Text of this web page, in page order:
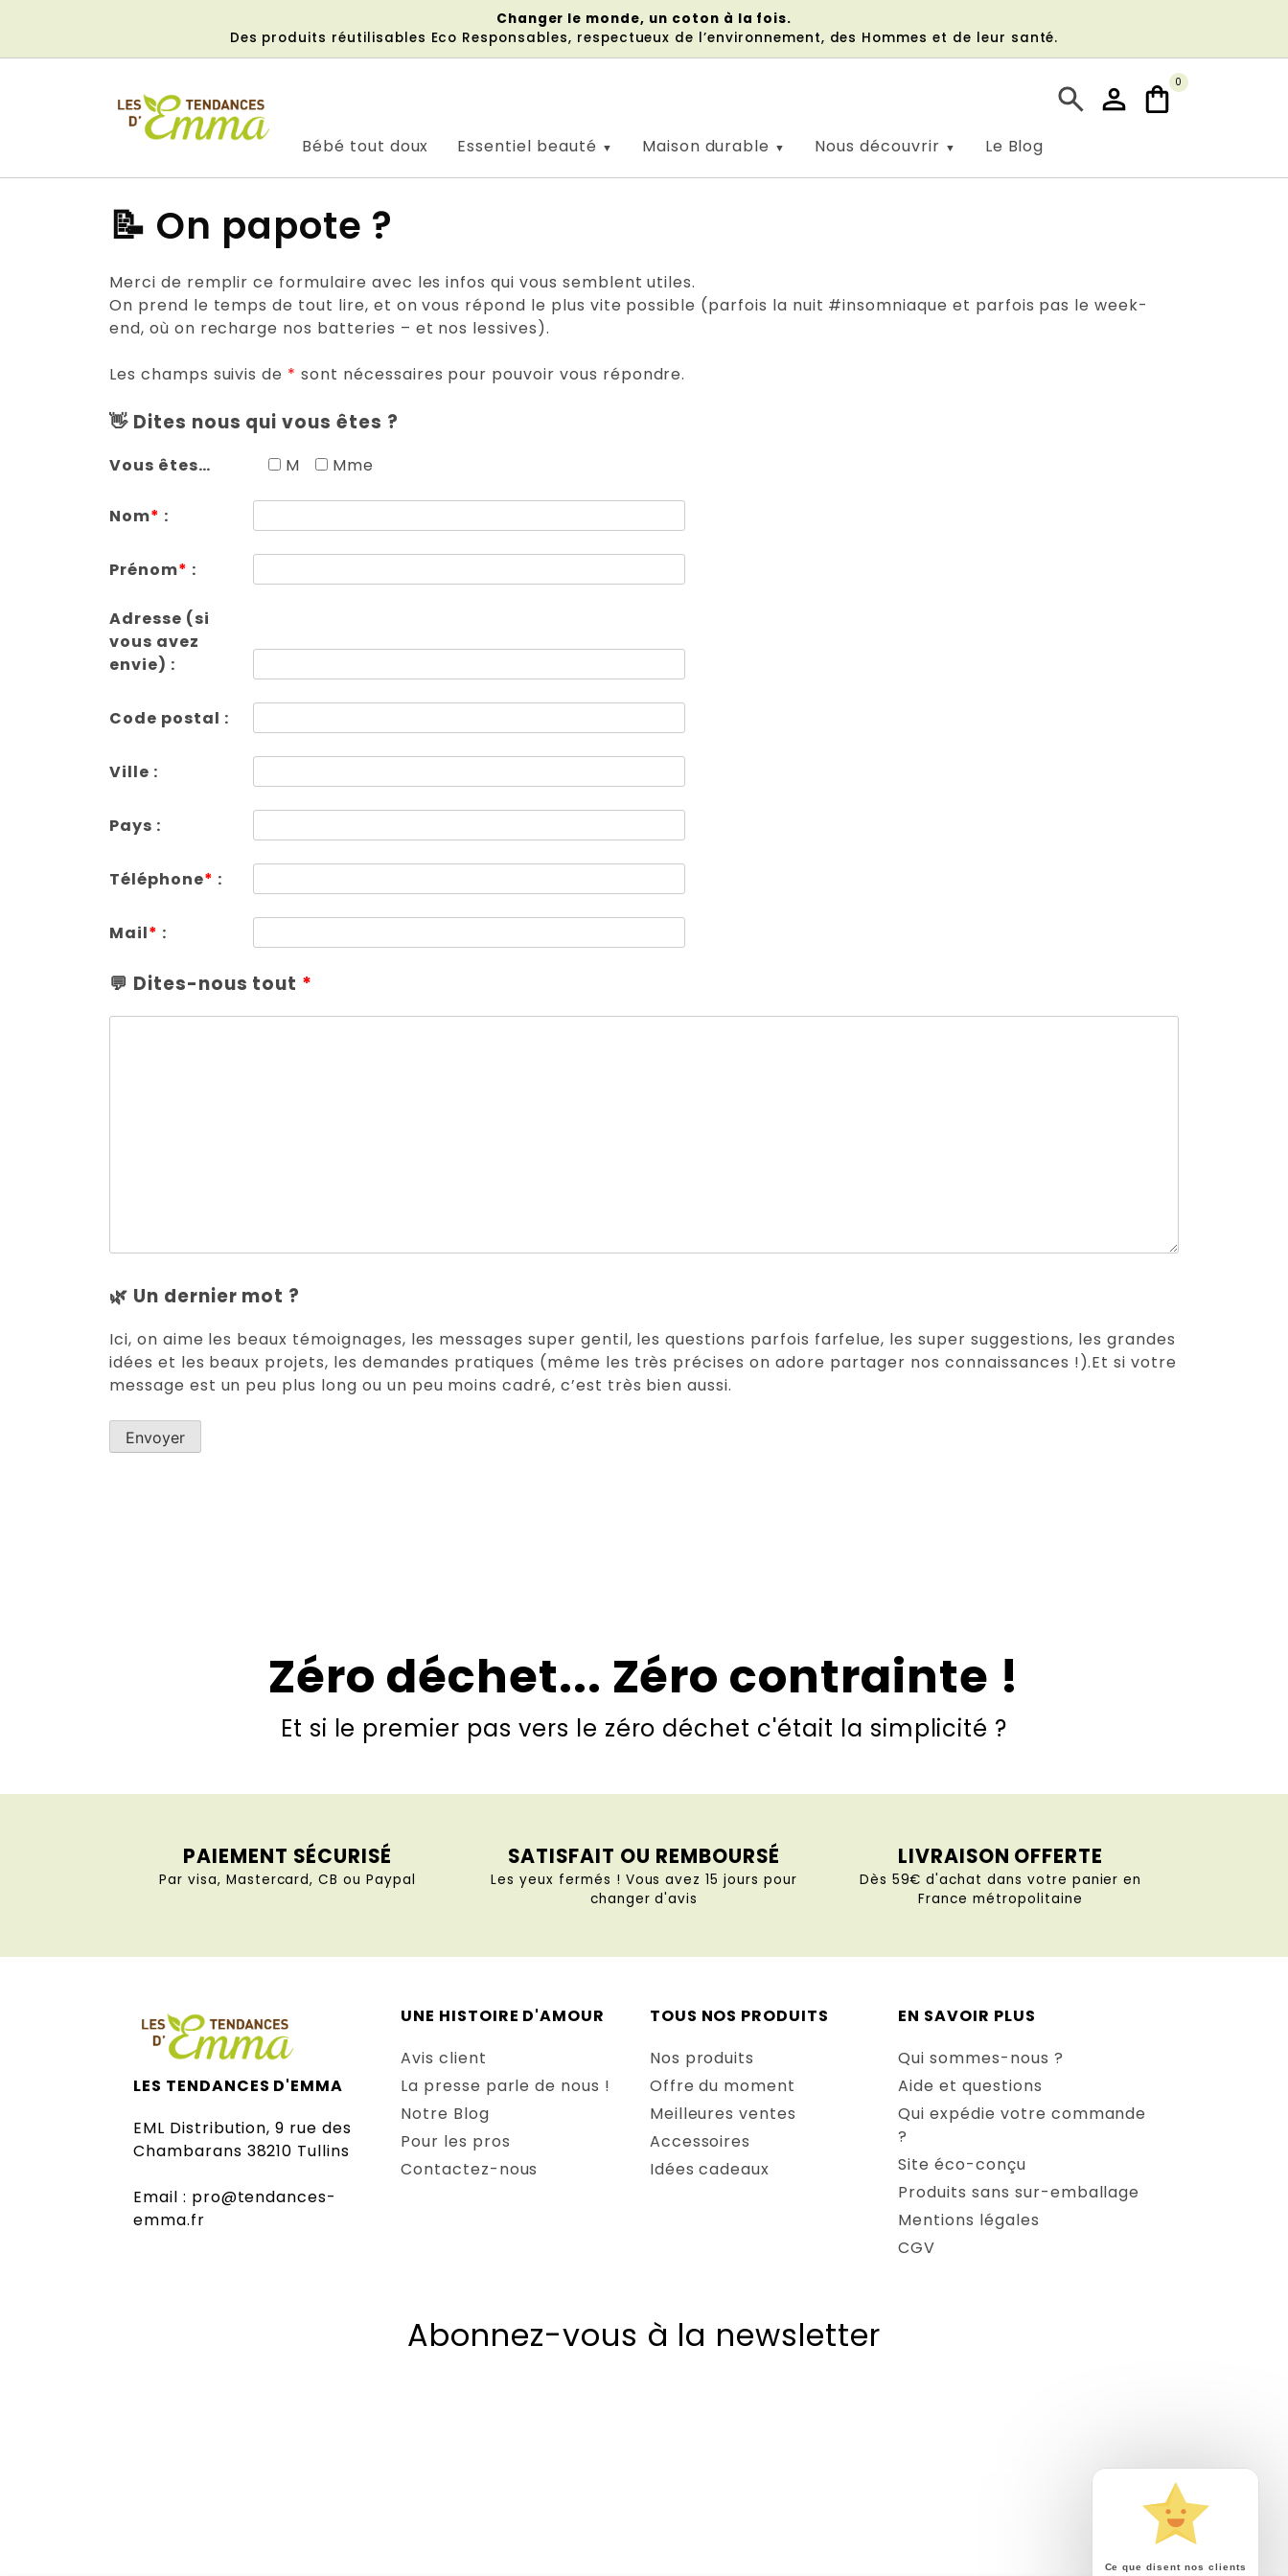
contenu
Changer le monde, un coton à la fois.
Des produits réutilisables Eco Responsables, respectueux de l’environnement, des Hommes et de leur santé.
Bébé tout doux Essentiel beauté Maison durable Nous découvrir Le Blog
0
📝 On papote ?
Merci de remplir ce formulaire avec les infos qui vous semblent utiles.
On prend le temps de tout lire, et on vous répond le plus vite possible (parfois la nuit #insomniaque et parfois pas le week-
end, où on recharge nos batteries – et nos lessives).
Les champs suivis de * sont nécessaires pour pouvoir vous répondre.
👋 Dites nous qui vous êtes ?
Vous êtes… M Mme
Nom* :
Prénom* :
Adresse (si
vous avez
envie) :
Code postal :
Ville :
Pays :
Téléphone* :
Mail* :
💬 Dites-nous tout *
🌿 Un dernier mot ?
Ici, on aime les beaux témoignages, les messages super gentil, les questions parfois farfelue, les super suggestions, les grandes
idées et les beaux projets, les demandes pratiques (même les très précises on adore partager nos connaissances !).Et si votre
message est un peu plus long ou un peu moins cadré, c’est très bien aussi.
Zéro déchet... Zéro contrainte !
Et si le premier pas vers le zéro déchet c'était la simplicité ?
PAIEMENT SÉCURISÉ
Par visa, Mastercard, CB ou Paypal
SATISFAIT OU REMBOURSÉ
Les yeux fermés ! Vous avez 15 jours pour
changer d'avis
LIVRAISON OFFERTE
Dès 59€ d'achat dans votre panier en
France métropolitaine
LES TENDANCES D'EMMA
EML Distribution, 9 rue des
Chambarans 38210 Tullins
Email : pro@tendances-
emma.fr
UNE HISTOIRE D'AMOUR
Avis client
La presse parle de nous !
Notre Blog
Pour les pros
Contactez-nous
TOUS NOS PRODUITS
Nos produits
Offre du moment
Meilleures ventes
Accessoires
Idées cadeaux
EN SAVOIR PLUS
Qui sommes-nous ?
Aide et questions
Qui expédie votre commande
?
Site éco-conçu
Produits sans sur-emballage
Mentions légales
CGV
Abonnez-vous à la newsletter
Ce que disent nos clients